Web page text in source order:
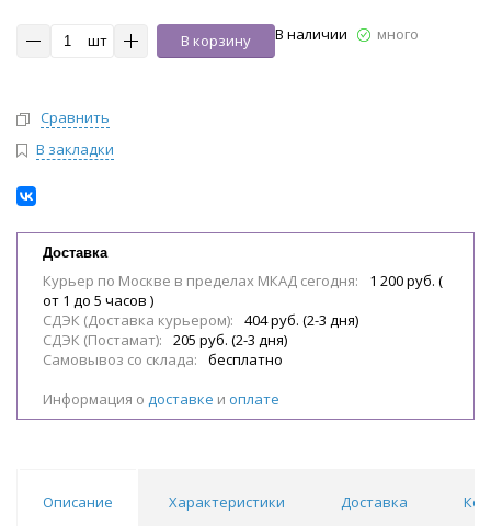
шт В корзину В наличии много
Сравнить
В закладки
Доставка
Курьер по Москве в пределах МКАД сегодня:
1 200 руб. (
от 1 до 5 часов )
СДЭК (Доставка курьером):
404 руб. (2-3 дня)
СДЭК (Постамат):
205 руб. (2-3 дня)
Самовывоз со склада:
бесплатно
Информация о доставке и оплате
Описание Характеристики Доставка